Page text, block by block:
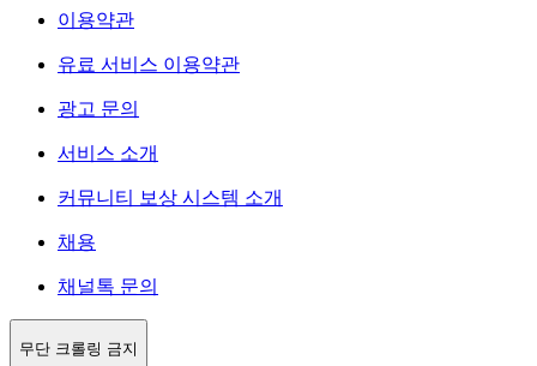
이용약관
유료 서비스 이용약관
광고 문의
서비스 소개
커뮤니티 보상 시스템 소개
채용
채널톡 문의
무단 크롤링 금지